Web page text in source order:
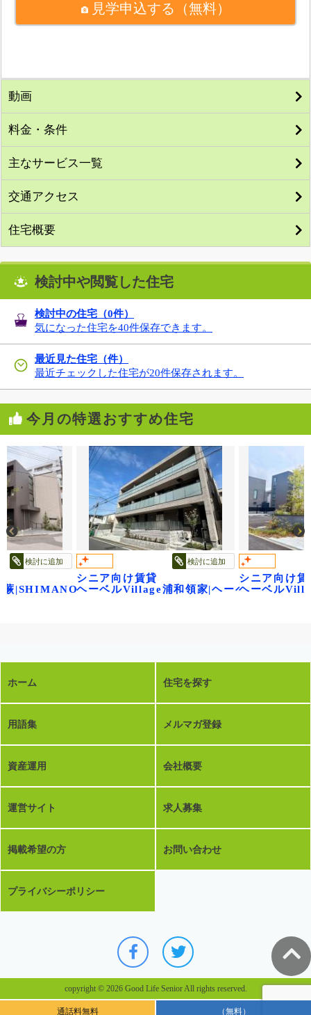
見学申込する （無料）
動画
料金・条件
主なサービス一覧
交通アクセス
住宅概要
検討中や閲覧した住宅
検討中の住宅（0件）
気になった住宅を40件保存できます。
最近見た住宅（件）
最近チェックした住宅が20件保存されます。
今月の特選おすすめ住宅
検討に追加
蕨|SHIMANO
検討に追加
シニア向け賃貸
ヘーベルVillage浦和領家|ヘーベルヴィレッ
シニア向け賃
ヘーベル
ホーム 住宅を探す
用語集 メルマガ登録
資産運用 会社概要
運営サイト 求人募集
掲載希望の方 お問い合わせ
プライバシーポリシー
copyright © 2026 Good Life Senior All rights reserved.
通話料無料 （無料）